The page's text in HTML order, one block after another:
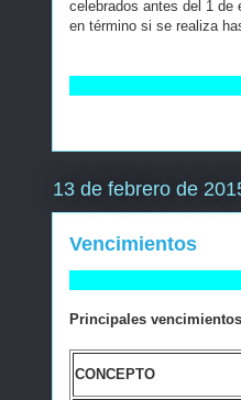
celebrados antes del 1 de
en término si se realiza
13 de febrero de
Vencimientos
Principales
CONCEPTO